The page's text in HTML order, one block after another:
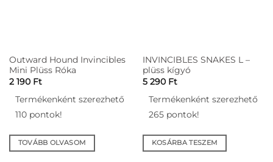
Outward Hound Invincibles
Mini Plüss Róka
2 190 Ft
Termékenként szerezhető
110 pontok!
TOVÁBB OLVASOM
INVINCIBLES SNAKES L –
plüss kígyó
5 290 Ft
Termékenként szerezhető
265 pontok!
KOSÁRBA TESZEM